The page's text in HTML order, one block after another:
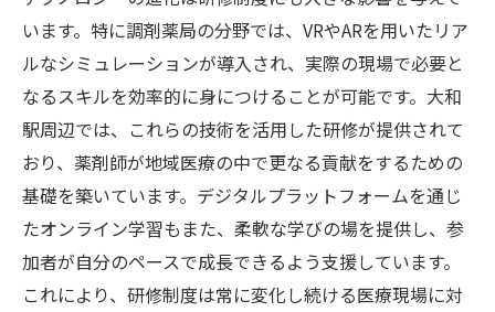
います。特に調剤薬局の分野では、VRやARを用いたリア
ルなシミュレーションが導入され、実際の現場で必要と
なるスキルを効率的に身につけることが可能です。大和
駅周辺では、これらの技術を活用した研修が提供されて
おり、薬剤師が地域医療の中で更なる貢献をするための
基礎を築いています。デジタルプラットフォームを通じ
たオンライン学習もまた、柔軟な学びの場を提供し、参
加者が自分のペースで成長できるよう支援しています。
これにより、研修制度は常に変化し続ける医療現場に対